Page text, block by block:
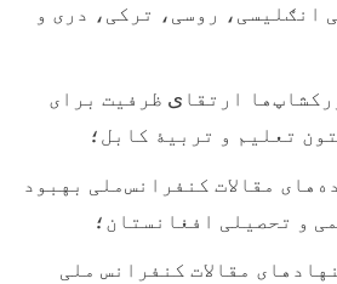
انګلیسی، روسی، ترکی، دری و
ارتقا ی ظرفیت برای
تعلیم و تربیۀ کابل؛
مقالات کنفرانسملی بهبود
و تحصیلی افغانستان؛
مقالات کنفرانس ملی